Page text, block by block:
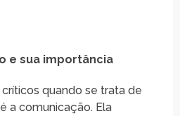
e sua importância
quando se trata de
a comunicação. Ela